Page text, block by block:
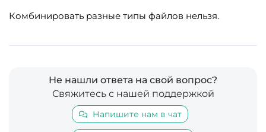
Комбинировать разные типы файлов нельзя.
Не нашли ответа на свой вопрос?
Свяжитесь с нашей поддержкой
Напишите нам в чат